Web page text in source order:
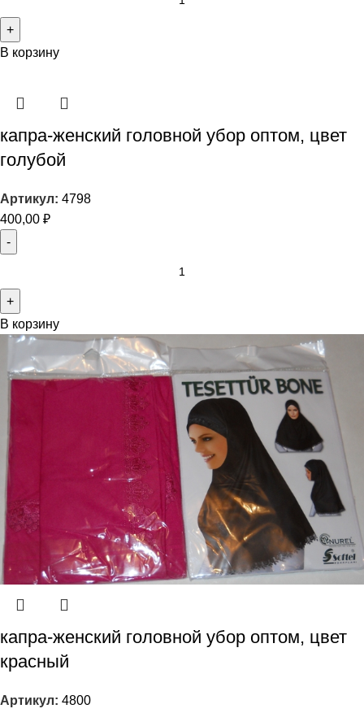
В корзину
капра-женский головной убор оптом, цвет
голубой
Артикул: 4798
400,00 ₽
В корзину
капра-женский головной убор оптом, цвет
красный
Артикул: 4800